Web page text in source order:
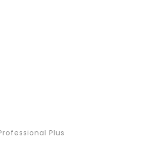
Plus